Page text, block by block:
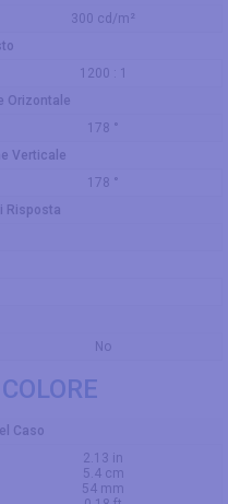
300 cd/m²
1200 : 1
Orizontale
178 °
Verticale
178 °
Risposta
No
Caso
2.13 in
5.4 cm
54 mm